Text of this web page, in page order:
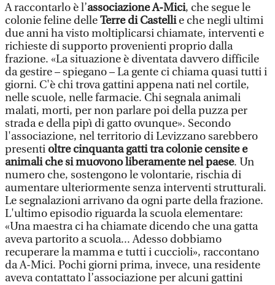
A raccontarlo è l’associazione A-Mici, che segue le
colonie feline delleTerre di Castellie che negli ultimi
due anni ha visto moltiplicarsi chiamate, interventi e
richieste di supporto provenienti proprio dalla
frazione. «La situazione è diventata davvero difficile
da gestire – spiegano – La gente ci chiama quasi tutti i
giorni. C'è chi trova gattini appena nati nel cortile,
nelle scuole, nelle farmacie. Chi segnala animali
malati, morti, per non parlare poi della puzza per
strada e della pipì di gatto ovunque». Secondo
l'associazione, nel territorio di Levizzano sarebbero
presenti oltre cinquanta gatti tra colonie censite e
animali che si muovono liberamente nel paese. Un
numero che, sostengono le volontarie, rischia di
aumentare ulteriormente senza interventi strutturali.
Le segnalazioni arrivano da ogni parte della frazione.
L'ultimo episodio riguarda la scuola elementare:
«Una maestra ci ha chiamate dicendo che una gatta
aveva partorito a scuola... Adesso dobbiamo
recuperare la mamma e tutti i cuccioli», raccontano
da A-Mici. Pochi giorni prima, invece, una residente
aveva contattato l’associazione per alcuni gattini